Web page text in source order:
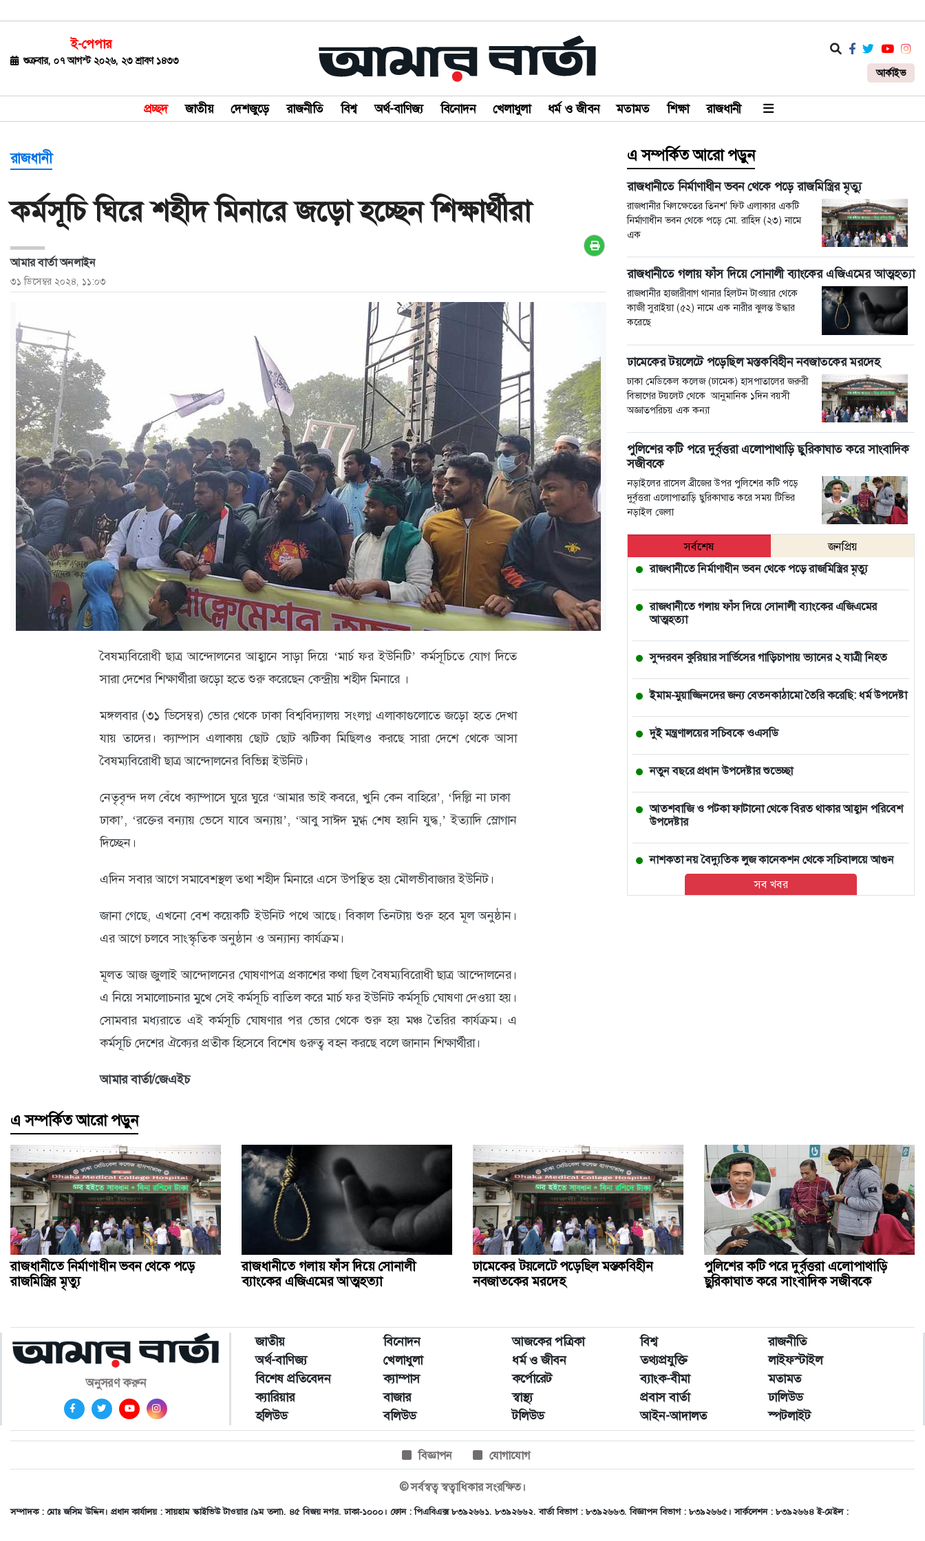
ই-পেপার
শুক্রবার, ০৭ আগস্ট ২০২৬, ২৩ শ্রাবণ ১৪৩৩
আর্কাইভ
প্রচ্ছদ জাতীয় দেশজুড়ে রাজনীতি বিশ্ব অর্থ-বাণিজ্য বিনোদন খেলাধুলা ধর্ম ও জীবন মতামত শিক্ষা রাজধানী
জাতীয়
রাজনীতি
বিশ্ব
বাণিজ্য
খেলাধুলা
ও
জীবন
মতামত
শিক্ষা
রাজধানী
আইন-
আদালত
ক্যাম্পাস
আজকের
পত্রিকা
ক্যারিয়ার
রাজধানী
কর্মসূচি ঘিরে শহীদ মিনারে জড়ো হচ্ছেন শিক্ষার্থীরা
আমার বার্তা অনলাইন
৩১ ডিসেম্বর ২০২৪, ১১:০৩
বৈষম্যবিরোধী ছাত্র আন্দোলনের আহ্বানে সাড়া দিয়ে ‘মার্চ ফর ইউনিটি’ কর্মসূচিতে যোগ দিতে
সারা দেশের শিক্ষার্থীরা জড়ো হতে শুরু করেছেন কেন্দ্রীয় শহীদ মিনারে ।
মঙ্গলবার (৩১ ডিসেম্বর) ভোর থেকে ঢাকা বিশ্ববিদ্যালয় সংলগ্ন এলাকাগুলোতে জড়ো হতে দেখা
যায় তাদের। ক্যাম্পাস এলাকায় ছোট ছোট ঝটিকা মিছিলও করছে সারা দেশে থেকে আসা
বৈষম্যবিরোধী ছাত্র আন্দোলনের বিভিন্ন ইউনিট।
নেতৃবৃন্দ দল বেঁধে ক্যাম্পাসে ঘুরে ঘুরে ‘আমার ভাই কবরে, খুনি কেন বাহিরে’, ‘দিল্লি না ঢাকা
ঢাকা’, ‘রক্তের বন্যায় ভেসে যাবে অন্যায়’, ‘আবু সাঈদ মুগ্ধ শেষ হয়নি যুদ্ধ,’ ইত্যাদি স্লোগান
দিচ্ছেন।
এদিন সবার আগে সমাবেশস্থল তথা শহীদ মিনারে এসে উপস্থিত হয় মৌলভীবাজার ইউনিট।
জানা গেছে, এখনো বেশ কয়েকটি ইউনিট পথে আছে। বিকাল তিনটায় শুরু হবে মূল অনুষ্ঠান।
এর আগে চলবে সাংস্কৃতিক অনুষ্ঠান ও অন্যান্য কার্যক্রম।
মূলত আজ জুলাই আন্দোলনের ঘোষণাপত্র প্রকাশের কথা ছিল বৈষম্যবিরোধী ছাত্র আন্দোলনের।
এ নিয়ে সমালোচনার মুখে সেই কর্মসূচি বাতিল করে মার্চ ফর ইউনিট কর্মসূচি ঘোষণা দেওয়া হয়।
সোমবার মধ্যরাতে এই কর্মসূচি ঘোষণার পর ভোর থেকে শুরু হয় মঞ্চ তৈরির কার্যক্রম। এ
কর্মসূচি দেশের ঐক্যের প্রতীক হিসেবে বিশেষ গুরুত্ব বহন করছে বলে জানান শিক্ষার্থীরা।
আমার বার্তা/জেএইচ
এ সম্পর্কিত আরো পড়ুন
রাজধানীতে নির্মাণাধীন ভবন থেকে পড়ে রাজমিস্ত্রির মৃত্যু
রাজধানীর খিলক্ষেতের তিনশ' ফিট এলাকার একটি
নির্মাণাধীন ভবন থেকে পড়ে মো. রাহিদ (২৩) নামে
এক
রাজধানীতে গলায় ফাঁস দিয়ে সোনালী ব্যাংকের এজিএমের আত্মহত্যা
রাজধানীর হাজারীবাগ থানার হিলটন টাওয়ার থেকে
কাজী সুরাইয়া (৫২) নামে এক নারীর ঝুলন্ত উদ্ধার
করেছে
ঢামেকের টয়লেটে পড়েছিল মস্তকবিহীন নবজাতকের মরদেহ
ঢাকা মেডিকেল কলেজ (ঢামেক) হাসপাতালের জরুরী
বিভাগের টয়লেট থেকে আনুমানিক ১দিন বয়সী
অজ্ঞাতপরিচয় এক কন্যা
পুলিশের কটি পরে দুর্বৃত্তরা এলোপাথাড়ি ছুরিকাঘাত করে সাংবাদিক
সজীবকে
নড়াইলের রাসেল ব্রীজের উপর পুলিশের কটি পড়ে
দুর্বৃত্তরা এলোপাতাড়ি ছুরিকাঘাত করে সময় টিভির
নড়াইল জেলা
সর্বশেষ
জনপ্রিয়
রাজধানীতে নির্মাণাধীন ভবন থেকে পড়ে রাজমিস্ত্রির মৃত্যু
রাজধানীতে গলায় ফাঁস দিয়ে সোনালী ব্যাংকের এজিএমের
আত্মহত্যা
সুন্দরবন কুরিয়ার সার্ভিসের গাড়িচাপায় ভ্যানের ২ যাত্রী নিহত
ইমাম-মুয়াজ্জিনদের জন্য বেতনকাঠামো তৈরি করেছি: ধর্ম উপদেষ্টা
দুই মন্ত্রণালয়ের সচিবকে ওএসডি
নতুন বছরে প্রধান উপদেষ্টার শুভেচ্ছা
আতশবাজি ও পটকা ফাটানো থেকে বিরত থাকার আহ্বান পরিবেশ
উপদেষ্টার
নাশকতা নয় বৈদ্যুতিক লুজ কানেকশন থেকে সচিবালয়ে আগুন
সমস্যা-অনিয়ম উত্তরণে কাজ করছি, প্রয়োজন সবার সহযোগিতা
প্রস্তুতি সম্পন্ন, বুধবার বাণিজ্য মেলার উদ্বোধন করবেন প্রধান
উপদেষ্টা
মার্চ ফর ইউনিটিতে গণহত্যার বিচার চাইলেন সারজিস আলম
১৫ জানুয়ারির মধ্যে অভ্যুত্থানের ঘোষণাপত্র পাঠ করতে হবে
ঢামেকের টয়লেটে পড়েছিল মস্তকবিহীন নবজাতকের মরদেহ
পাঁচ মাসেও বিচার না পাওয়ায় আক্ষেপ আলভির বাবার
সব খবর
এ সম্পর্কিত আরো পড়ুন
রাজধানীতে নির্মাণাধীন ভবন থেকে পড়ে
রাজমিস্ত্রির মৃত্যু
রাজধানীতে গলায় ফাঁস দিয়ে সোনালী
ব্যাংকের এজিএমের আত্মহত্যা
ঢামেকের টয়লেটে পড়েছিল মস্তকবিহীন
নবজাতকের মরদেহ
পুলিশের কটি পরে দুর্বৃত্তরা এলোপাথাড়ি
ছুরিকাঘাত করে সাংবাদিক সজীবকে
অনুসরণ করুন
জাতীয় বিনোদন আজকের পত্রিকা বিশ্ব
রাজনীতি
অর্থ-বাণিজ্য
খেলাধুলা ধর্ম ও জীবন তথ্যপ্রযুক্তি
লাইফস্টাইল
বিশেষ প্রতিবেদন
ক্যাম্পাস কর্পোরেট ব্যাংক-বীমা
মতামত
ক্যারিয়ার
বাজার স্বাস্থ্য প্রবাস বার্তা
ঢালিউড
হলিউড
বলিউড টলিউড আইন-আদালত স্পটলাইট
বিজ্ঞাপন যোগাযোগ
© সর্বস্বত্ব স্বত্বাধিকার সংরক্ষিত।
সম্পাদক : মোঃ জসিম উদ্দিন। প্রধান কার্যালয় : সায়হাম স্কাইভিউ টাওয়ার (৯ম তলা), ৪৫ বিজয় নগর, ঢাকা-১০০০। ফোন : পিএবিএক্স ৮৩৯২৬৬১, ৮৩৯২৬৬২, বার্তা বিভাগ : ৮৩৯২৬৬৩, বিজ্ঞাপন বিভাগ : ৮৩৯২৬৬৫। সার্কুলেশন : ৮৩৯২৬৬৪ ই-মেইল :